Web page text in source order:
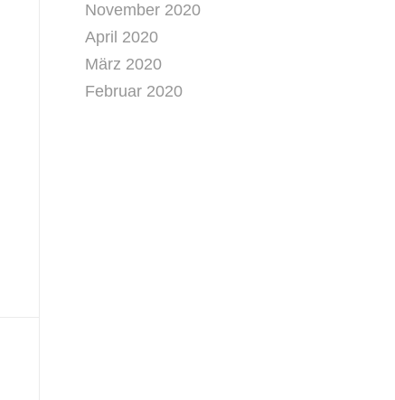
November 2020
April 2020
März 2020
Februar 2020